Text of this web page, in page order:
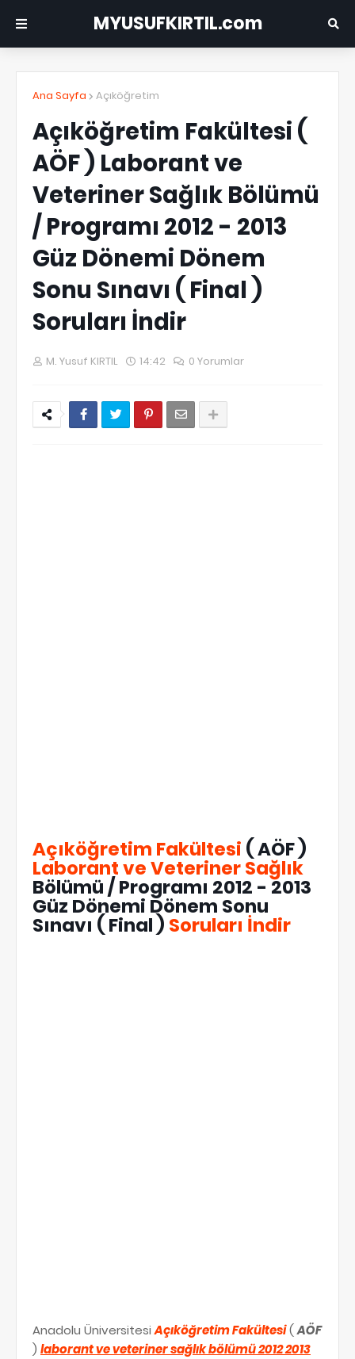
MYUSUFKIRTIL.com
Ana Sayfa Açıköğretim
Açıköğretim Fakültesi (
AÖF ) Laborant ve
Veteriner Sağlık Bölümü
/ Programı 2012 - 2013
Güz Dönemi Dönem
Sonu Sınavı ( Final )
Soruları İndir
M. Yusuf KIRTIL 14:42 0 Yorumlar
Açıköğretim Fakültesi ( AÖF )
Laborant ve Veteriner Sağlık
Bölümü / Programı 2012 - 2013
Güz Dönemi Dönem Sonu
Sınavı ( Final ) Soruları İndir
Anadolu ÜniversitesiAçıköğretim Fakültesi(AÖF
) laborant ve veteriner sağlık bölümü 2012 2013